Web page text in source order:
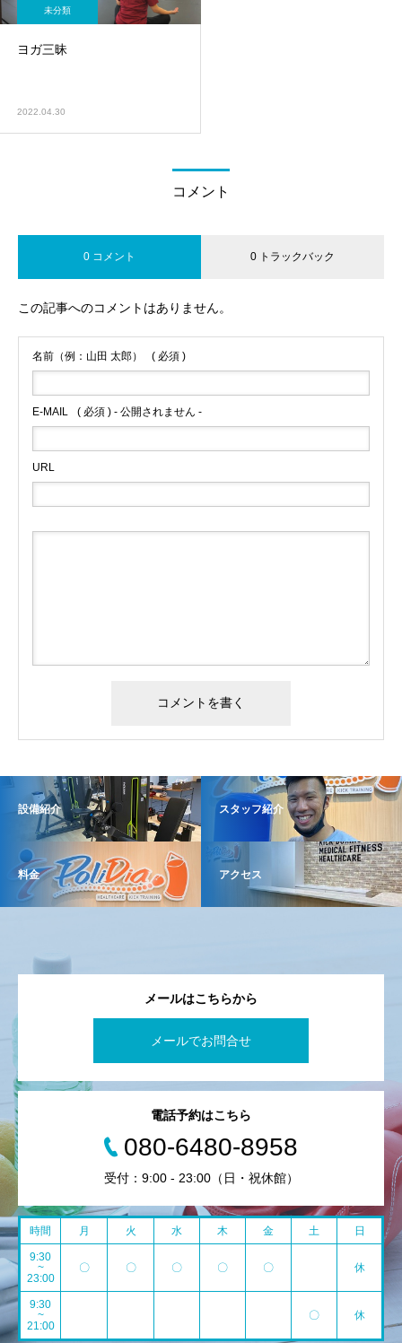
未分類
ヨガ三昧
2022.04.30
コメント
0 コメント 0 トラックバック
この記事へのコメントはありません。
名前（例：山田 太郎） ( 必須 )
E-MAIL ( 必須 ) - 公開されません -
URL
設備紹介 スタッフ紹介
料金 アクセス
メールはこちらから
メールでお問合せ
電話予約はこちら
080-6480-8958
受付：9:00 - 23:00（日・祝休館）
時間 月 火 水 木 金 土 日
9:30
~
23:00
〇 〇 〇 〇 〇 休
9:30
~
21:00
〇 休